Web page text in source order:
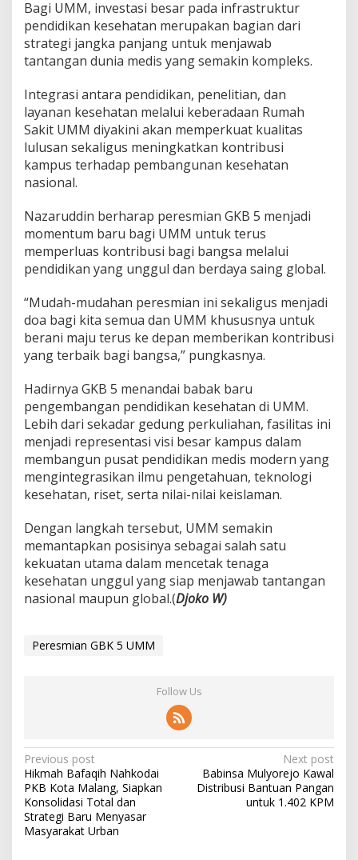
Bagi UMM, investasi besar pada infrastruktur
pendidikan kesehatan merupakan bagian dari
strategi jangka panjang untuk menjawab
tantangan dunia medis yang semakin kompleks.
Integrasi antara pendidikan, penelitian, dan
layanan kesehatan melalui keberadaan Rumah
Sakit UMM diyakini akan memperkuat kualitas
lulusan sekaligus meningkatkan kontribusi
kampus terhadap pembangunan kesehatan
nasional.
Nazaruddin berharap peresmian GKB 5 menjadi
momentum baru bagi UMM untuk terus
memperluas kontribusi bagi bangsa melalui
pendidikan yang unggul dan berdaya saing global.
“Mudah-mudahan peresmian ini sekaligus menjadi
doa bagi kita semua dan UMM khususnya untuk
berani maju terus ke depan memberikan kontribusi
yang terbaik bagi bangsa,” pungkasnya.
Hadirnya GKB 5 menandai babak baru
pengembangan pendidikan kesehatan di UMM.
Lebih dari sekadar gedung perkuliahan, fasilitas ini
menjadi representasi visi besar kampus dalam
membangun pusat pendidikan medis modern yang
mengintegrasikan ilmu pengetahuan, teknologi
kesehatan, riset, serta nilai-nilai keislaman.
Dengan langkah tersebut, UMM semakin
memantapkan posisinya sebagai salah satu
kekuatan utama dalam mencetak tenaga
kesehatan unggul yang siap menjawab tantangan
nasional maupun global.(Djoko W)
Peresmian GBK 5 UMM
Follow Us
P
o
s
t
Previous post
Hikmah Bafaqih Nahkodai
PKB Kota Malang, Siapkan
Konsolidasi Total dan
Strategi Baru Menyasar
Masyarakat Urban
Next post
Babinsa Mulyorejo Kawal
Distribusi Bantuan Pangan
untuk 1.402 KPM